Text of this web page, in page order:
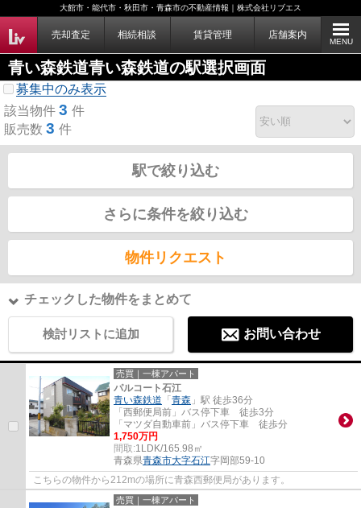
大館市・能代市・秋田市・青森市の不動産情報｜株式会社リブエス
売却査定 相続相談 賃貸管理 店舗案内
MENU
青い森鉄道青い森鉄道の駅選択画面
募集中のみ表示
該当物件 3 件
販売数 3 件
駅で絞り込む
さらに条件を絞り込む
物件リクエスト
チェックした物件をまとめて
検討リストに追加 お問い合わせ
売買｜一棟アパート
パルコート石江
青い森鉄道 「 青森 」駅 徒歩36分
「西郵便局前」バス停下車 徒歩3分
「マツダ自動車前」バス停下車 徒歩分
1,750万円
間取:1LDK/165.98㎡
青森県青森市大字石江字岡部59-10
こちらの物件から212mの場所に青森西郵便局があります。
売買｜一棟アパート